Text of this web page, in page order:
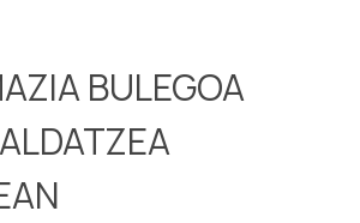
BULEGOA